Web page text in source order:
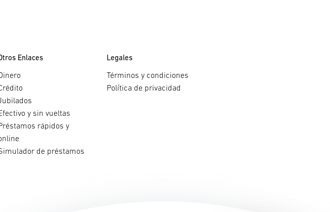
Enlaces
y sin vueltas
rápidos y
de préstamos
Legales
Términos y condiciones
Política de privacidad